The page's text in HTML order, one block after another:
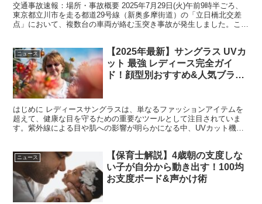
交通事故速報：場所・事故概要 2025年7月29日(火)午前9時半ごろ、
東京都立川市を走る都道29号線（新奥多摩街道）の「立日橋北交差
点」において、複数台の車両が絡む玉突き事故が発生しました。この
ニュース
【2025年最新】サングラス UVカ
ット 最強 レディース完全ガイ
ド！顔型別おすすめ&人気ブラン
はじめに レディースサングラスは、単なるファッションアイテムを
超えて、健康な目を守るための重要なツールとして注目されていま
す。紫外線による目や肌への影響が明らかになる中、UVカット機能
ニュース
【保育士解説】4歳朝の支度しな
い子が自分から動き出す！100均
お支度ボード&声かけ術